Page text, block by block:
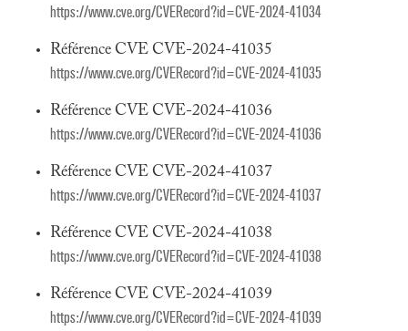
https://www.cve.org/CVERecord?id=CVE-2024-41034
Référence CVE CVE-2024-41035
https://www.cve.org/CVERecord?id=CVE-2024-41035
Référence CVE CVE-2024-41036
https://www.cve.org/CVERecord?id=CVE-2024-41036
Référence CVE CVE-2024-41037
https://www.cve.org/CVERecord?id=CVE-2024-41037
Référence CVE CVE-2024-41038
https://www.cve.org/CVERecord?id=CVE-2024-41038
Référence CVE CVE-2024-41039
https://www.cve.org/CVERecord?id=CVE-2024-41039